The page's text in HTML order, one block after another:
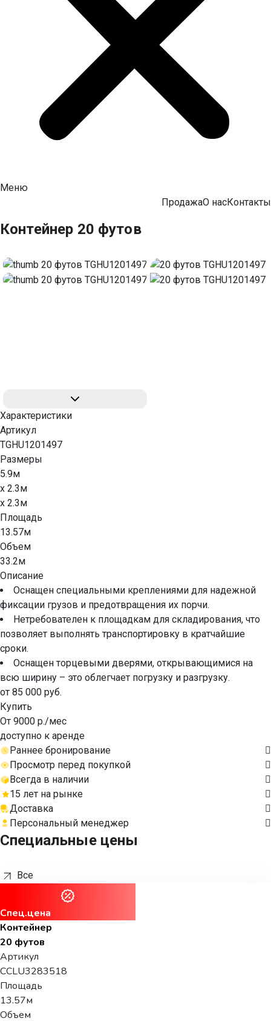
Меню
ПродажаО насКонтакты
Контейнер 20 футов
Характеристики
Артикул
TGHU1201497
Размеры
5.9м
x 2.3м
x 2.3м
Площадь
13.57м
Объем
33.2м
Описание
Оснащен специальными креплениями для надежной
фиксации грузов и предотвращения их порчи.
Нетребователен к площадкам для складирования, что
позволяет выполнять транспортировку в кратчайшие
сроки.
Оснащен торцевыми дверями, открывающимися на
всю ширину – это облегчает погрузку и разгрузку.
от 85 000 руб.
Купить
От 9000 р./мес
доступно к аренде
Раннее бронирование
Просмотр перед покупкой
Всегда в наличии
15 лет на рынке
Доставка
Персональный менеджер
Специальные цены
Все
Спец.цена
Контейнер
20 футов
Артикул
CCLU3283518
Площадь
13.57м
Объем